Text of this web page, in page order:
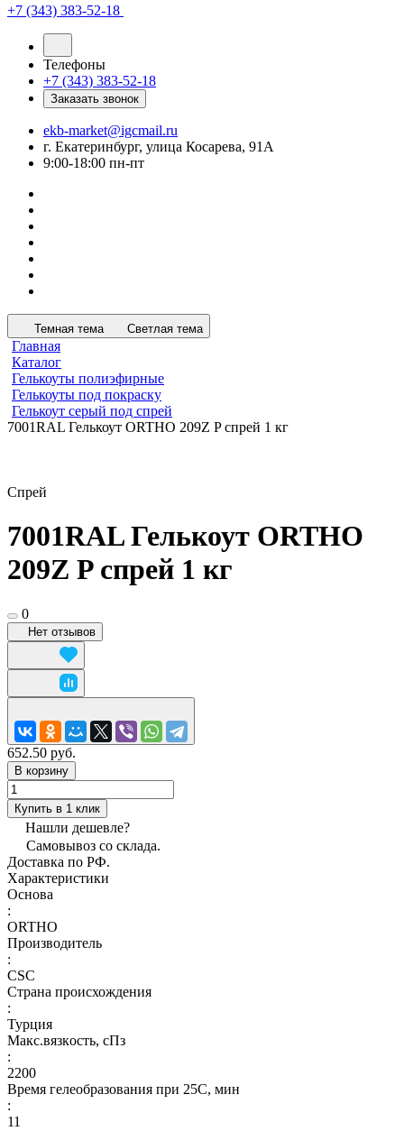
+7 (343) 383-52-18
Телефоны
+7 (343) 383-52-18
Заказать звонок
ekb-market@igcmail.ru
г. Екатеринбург, улица Косарева, 91А
9:00-18:00 пн-пт
Темная тема Светлая тема
Главная
Каталог
Гелькоуты полиэфирные
Гелькоуты под покраску
Гелькоут серый под спрей
7001RAL Гелькоут ORTHO 209Z P спрей 1 кг
Спрей
7001RAL Гелькоут ORTHO
209Z P спрей 1 кг
0
Нет отзывов
652.50 руб.
В корзину
Купить в 1 клик
Нашли дешевле?
Самовывоз со склада.
Доставка по РФ.
Характеристики
Основа
:
ORTHO
Производитель
:
CSC
Страна происхождения
:
Турция
Макс.вязкoсть, сПз
:
2200
Время гелеобразования при 25С, мин
:
11